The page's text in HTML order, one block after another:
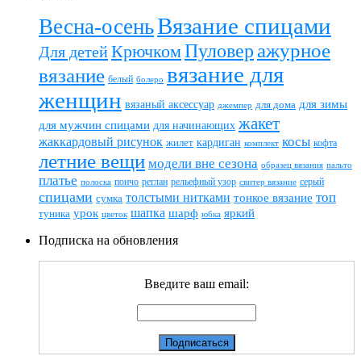
Весна-осеньВязание спицами
Для детейКрючкомПуловер ажурное
вязание белый болеро вязание для
женщин вязаный аксессуар джемпер для дома для зимы
для мужчин спицами для начинающих жакет
жаккардовый рисунок жилет кардиган комплект косы кофта
летние вещи модели вне сезона образец вязания пальто
платье полоска пончо реглан рельефный узор свитер вязание серый
спицами сумка толстыми нитками тонкое вязание топ
туника урок цветок шапка шарф юбка яркий
Подписка на обновления
Введите ваш email: